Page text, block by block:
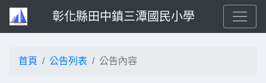
彰化縣田中鎮三潭國民小學
首頁 公告列表 公告內容